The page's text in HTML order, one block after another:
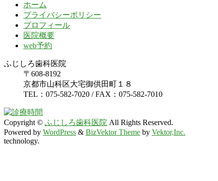
ホーム
プライバシーポリシー
プロフィール
医院概要
web予約
ふじしろ歯科医院
〒608-8192
京都市山科区大宅御供田町１８
TEL：075-582-7020 / FAX：075-582-7010
Copyright © ふじしろ歯科医院 All Rights Reserved.
Powered by WordPress & BizVektor Theme by Vektor,Inc.
technology.